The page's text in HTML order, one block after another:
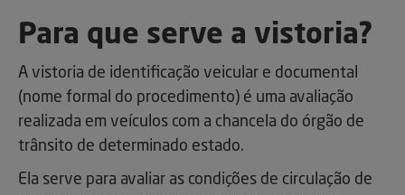
Para que serve a vistoria?
A vistoria de identificação veicular e documental
(nome formal do procedimento) é uma avaliação
realizada em veículos com a chancela do órgão de
trânsito de determinado estado.
Ela serve para avaliar as condições de circulação de